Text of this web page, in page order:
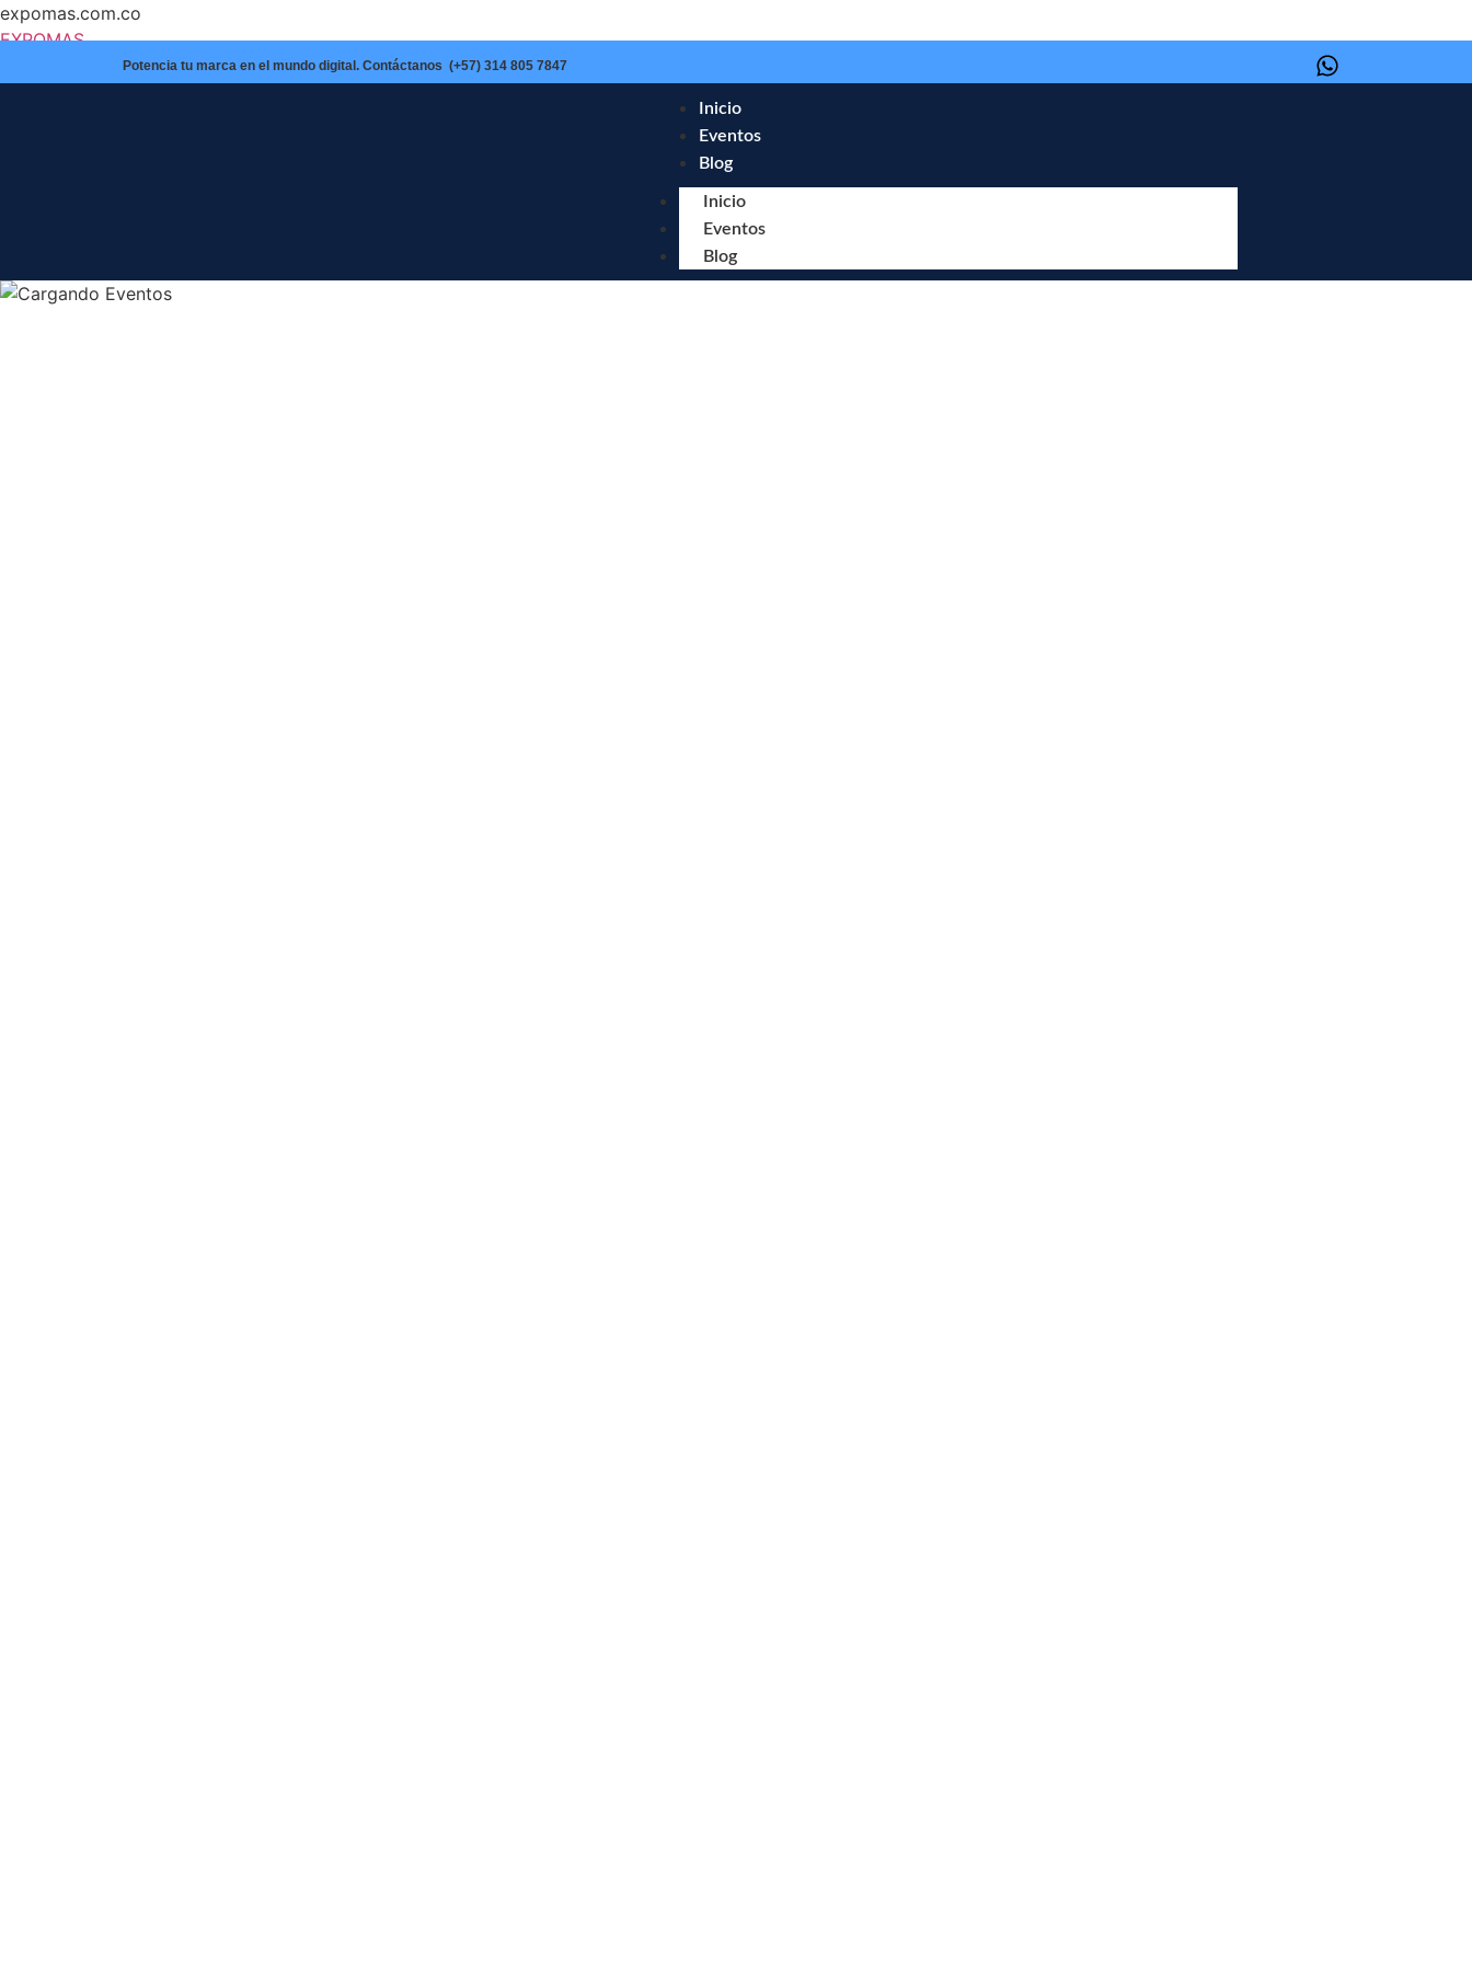
expomas.com.co
EXPOMAS
Potencia tu marca en el mundo digital. Contáctanos (+57) 314 805 7847
Inicio
Eventos
Blog
Inicio
Eventos
Blog